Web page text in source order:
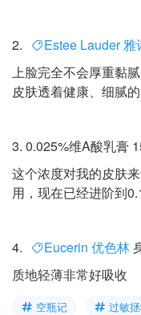
2. Estee Lauder 雅
上脸完全不会厚重黏
皮肤透着健康、细腻
3. 0.025%维A酸乳膏
这个浓度对我的皮肤
用，现在已经进阶到
4. Eucerin 优色林
质地轻薄非常好吸收
空瓶记
过敏